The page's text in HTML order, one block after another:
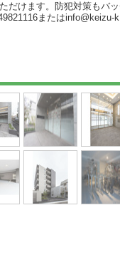
だけます。防犯対策もバ
またはinfo@keizu-